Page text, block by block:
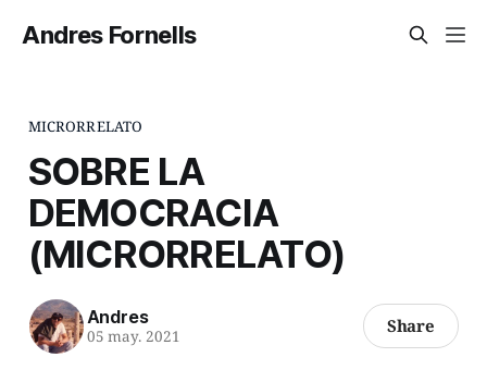
Andres Fornells
MICRORRELATO
SOBRE LA
DEMOCRACIA
(MICRORRELATO)
Andres
05 may. 2021 Share